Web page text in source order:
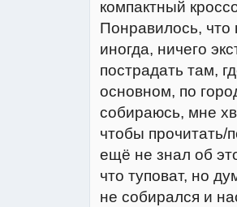
компактный
Понравилось,
иногда, ничего
пострадать там,
основном, по
собираюсь, мне
чтобы прочитать/
ещё не знал об
что туповат, но
не собирался и